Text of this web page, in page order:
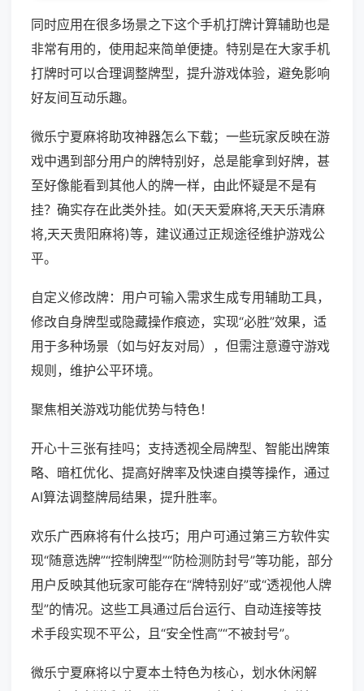
同时应用在很多场景之下这个手机打牌计算辅助也是
非常有用的，使用起来简单便捷。特别是在大家手机
打牌时可以合理调整牌型，提升游戏体验，避免影响
好友间互动乐趣。
微乐宁夏麻将助攻神器怎么下载；一些玩家反映在游
戏中遇到部分用户的牌特别好，总是能拿到好牌，甚
至好像能看到其他人的牌一样，由此怀疑是不是有
挂？确实存在此类外挂。如(天天爱麻将,天天乐清麻
将,天天贵阳麻将)等，建议通过正规途径维护游戏公
平。
自定义修改牌：用户可输入需求生成专用辅助工具，
修改自身牌型或隐藏操作痕迹，实现“必胜”效果，适
用于多种场景（如与好友对局），但需注意遵守游戏
规则，维护公平环境。
聚焦相关游戏功能优势与特色！
开心十三张有挂吗；支持透视全局牌型、智能出牌策
略、暗杠优化、提高好牌率及快速自摸等操作，通过
AI算法调整牌局结果，提升胜率。
欢乐广西麻将有什么技巧；用户可通过第三方软件实
现“随意选牌”“控制牌型”“防检测防封号”等功能，部分
用户反映其他玩家可能存在“牌特别好”或“透视他人牌
型”的情况。这些工具通过后台运行、自动连接等技
术手段实现不平公，且“安全性高”“不被封号”。
微乐宁夏麻将以宁夏本土特色为核心，划水休闲解